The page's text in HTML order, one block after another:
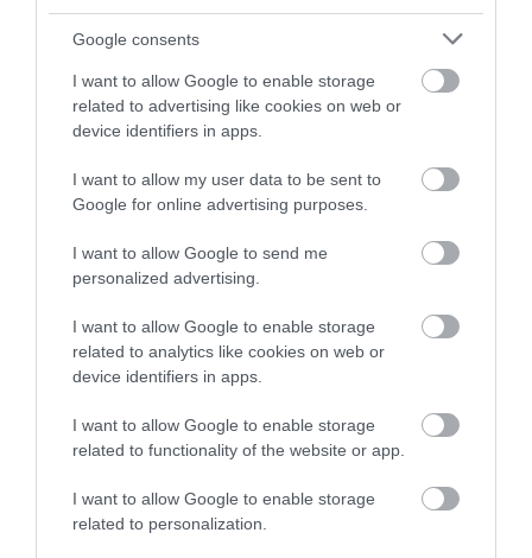
Google consents
I want to allow Google to enable storage
related to advertising like cookies on web or
device identifiers in apps.
I want to allow my user data to be sent to
Google for online advertising purposes.
I want to allow Google to send me
personalized advertising.
I want to allow Google to enable storage
related to analytics like cookies on web or
device identifiers in apps.
I want to allow Google to enable storage
related to functionality of the website or app.
I want to allow Google to enable storage
related to personalization.
NÖVÉNYTERMESZTÉS
Harmadával esett a búza ára, mégsem olcsóbb a
kenyér
árszintjén. A szakértők szerint sem várható a sütőipari termékek
árának csökkenése a közeljövőben, mivel a gyártás egyéb
költségei…